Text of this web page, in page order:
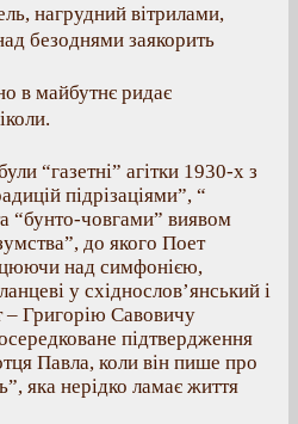
нагрудний вітрилами,
безоднями заякорить
в майбутнє ридає
“газетні” агітки 1930-х з
підрізаціями”, “
“бунто-човгами” виявом
до якого Поет
над симфонією,
у східнослов’янський і
– Григорію Савовичу
підтвердження
Павла, коли він пише про
яка нерідко ламає життя